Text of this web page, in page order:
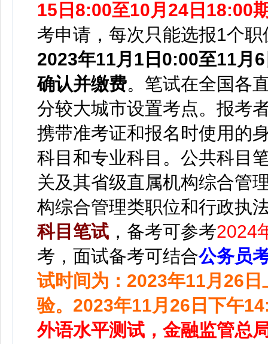
15日8:00至10月24日18:00
考申请，每次只能选报1个
2023年11月1日0:00至11月
确认并缴费。笔试在全国各
分较大城市设置考点。报考
携带准考证和报名时使用的
科目和专业科目。公共科目
关及其省级直属机构综合管
构综合管理类职位和行政执
科目笔试 ， 备考可参考2024
考 ， 面试备考可结合公务员
试时间为：2023年11月26
验。2023年11月26日下午
外语水平测试，金融监管总